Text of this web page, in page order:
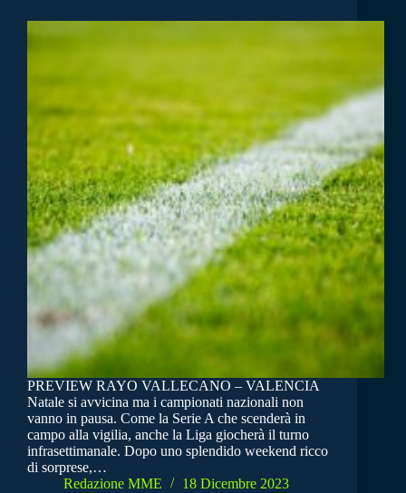
PREVIEW RAYO VALLECANO – VALENCIA
Natale si avvicina ma i campionati nazionali non
vanno in pausa. Come la Serie A che scenderà in
campo alla vigilia, anche la Liga giocherà il turno
infrasettimanale. Dopo uno splendido weekend ricco
di sorprese,…
Redazione MME
18 Dicembre 2023